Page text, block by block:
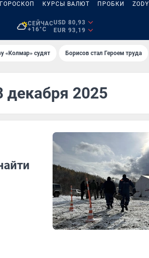
ГОРОСКОП КУРСЫ ВАЛЮТ ПРОБКИ ZODY
СЕЙЧАС
+16°C
USD 80,93
EUR 93,19
«Колмар» судят Борисов стал Героем труда
декабря 2025